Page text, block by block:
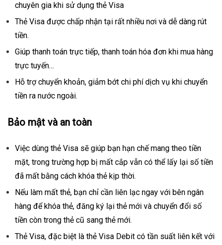
chuyên gia khi sử dụng thẻ Visa
Thẻ Visa được chấp nhận tại rất nhiều nơi và dễ dàng rút
tiền.
Giúp thanh toán trực tiếp, thanh toán hóa đơn khi mua hàng
trực tuyến…
Hỗ trợ chuyển khoản, giảm bớt chi phí dịch vụ khi chuyển
tiền ra nước ngoài.
Bảo mật và an toàn
Việc dùng thẻ Visa sẽ giúp bạn hạn chế mang theo tiền
mặt, trong trường hợp bị mất cắp vẫn có thể lấy lại số tiền
đã mất bằng cách khóa thẻ kịp thời.
Nếu làm mất thẻ, bạn chỉ cần liên lạc ngay với bên ngân
hàng để khóa thẻ, đăng ký lại thẻ mới và chuyển đổi số
tiền còn trong thẻ cũ sang thẻ mới.
Thẻ Visa, đặc biệt là thẻ Visa Debit có tần suất liên kết với